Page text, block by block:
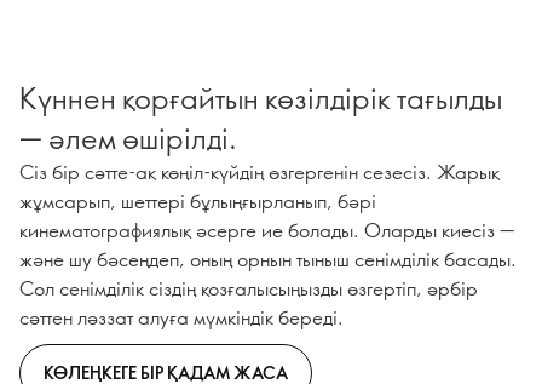
Күннен қорғайтын көзілдірік тағылды
— әлем өшірілді.
Сіз бір сәтте-ақ көңіл-күйдің өзгергенін сезесіз. Жарық
жұмсарып, шеттері бұлыңғырланып, бәрі
кинематографиялық әсерге ие болады. Оларды киесіз —
және шу бәсеңдеп, оның орнын тыныш сенімділік басады.
Сол сенімділік сіздің қозғалысыңызды өзгертіп, әрбір
сәттен ләззат алуға мүмкіндік береді.
КӨЛЕҢКЕГЕ БІР ҚАДАМ ЖАСА